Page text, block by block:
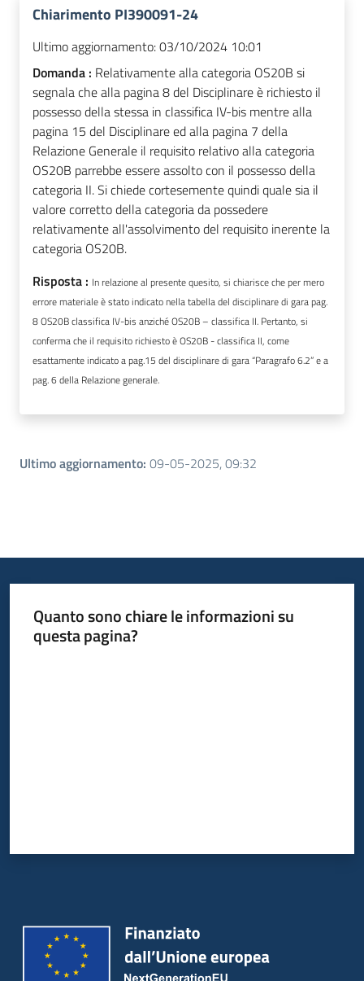
Chiarimento PI390091-24
Ultimo aggiornamento:03/10/2024 10:01
Domanda : Relativamente alla categoria OS20B si
segnala che alla pagina 8 del Disciplinare è richiesto il
possesso della stessa in classifica IV-bis mentre alla
pagina 15 del Disciplinare ed alla pagina 7 della
Relazione Generale il requisito relativo alla categoria
OS20B parrebbe essere assolto con il possesso della
categoria II. Si chiede cortesemente quindi quale sia il
valore corretto della categoria da possedere
relativamente all'assolvimento del requisito inerente la
categoria OS20B.
Risposta : In relazione al presente quesito, si chiarisce che per mero
errore materiale è stato indicato nella tabella del disciplinare di gara pag.
8 OS20B classifica IV-bis anziché OS20B – classifica II. Pertanto, si
conferma che il requisito richiesto è OS20B - classifica II, come
esattamente indicato a pag.15 del disciplinare di gara “Paragrafo 6.2” e a
pag. 6 della Relazione generale.
Ultimo aggiornamento: 09-05-2025, 09:32
Quanto sono chiare le informazioni su
questa pagina?